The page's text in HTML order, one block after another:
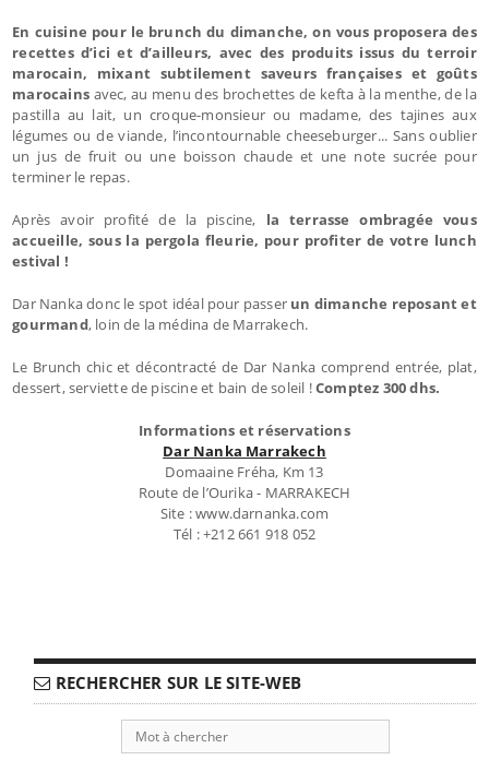
En cuisine pour le brunch du dimanche, on vous proposera des
recettes d’ici et d’ailleurs, avec des produits issus du terroir
marocain, mixant subtilement saveurs françaises et goûts
marocains avec, au menu des brochettes de kefta à la menthe, de la
pastilla au lait, un croque-monsieur ou madame, des tajines aux
légumes ou de viande, l’incontournable cheeseburger... Sans oublier
un jus de fruit ou une boisson chaude et une note sucrée pour
terminer le repas.
Après avoir profité de la piscine, la terrasse ombragée vous
accueille, sous la pergola fleurie, pour profiter de votre lunch
estival !
Dar Nanka donc le spot idéal pour passer un dimanche reposant et
gourmand, loin de la médina de Marrakech.
Le Brunch chic et décontracté de Dar Nanka comprend entrée, plat,
dessert, serviette de piscine et bain de soleil !Comptez 300 dhs.
Informations et réservations
Dar Nanka Marrakech
Domaaine Fréha, Km 13
Route de l’Ourika - MARRAKECH
Site : www.darnanka.com
Tél : +212 661 918 052
RECHERCHER SUR LE SITE-WEB